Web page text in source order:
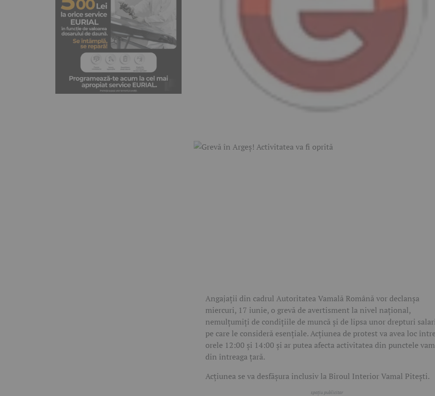
Angajații din cadrul Autoritatea Vamală Română vor declanșa
miercuri, 17 iunie, o grevă de avertisment la nivel național,
nemulțumiți de condițiile de muncă și de lipsa unor drepturi
pe care le consideră esențiale. Acțiunea de protest va avea loc între
orele 12:00 și 14:00 și ar putea afecta activitatea din punctele
din întreaga țară.
Acțiunea se va desfășura inclusiv la Biroul Interior Vamal Pitești.